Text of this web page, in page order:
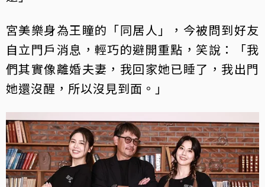
宮美樂身為王瞳的「同居人」，今被問到好友
自立門戶消息，輕巧的避開重點，笑說：「我
們其實像離婚夫妻，我回家她已睡了，我出門
她還沒醒，所以沒見到面。」